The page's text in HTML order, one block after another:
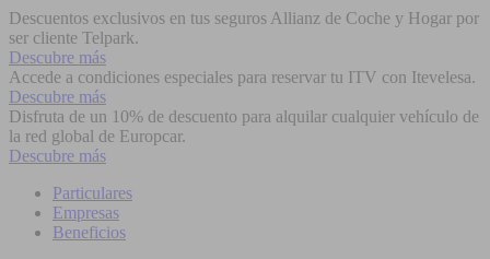
Descuentos exclusivos en tus seguros Allianz de Coche y Hogar por
ser cliente Telpark.
Descubre más
Accede a condiciones especiales para reservar tu ITV con Itevelesa.
Descubre más
Disfruta de un 10% de descuento para alquilar cualquier vehículo de
la red global de Europcar.
Descubre más
Particulares
Empresas
Beneficios